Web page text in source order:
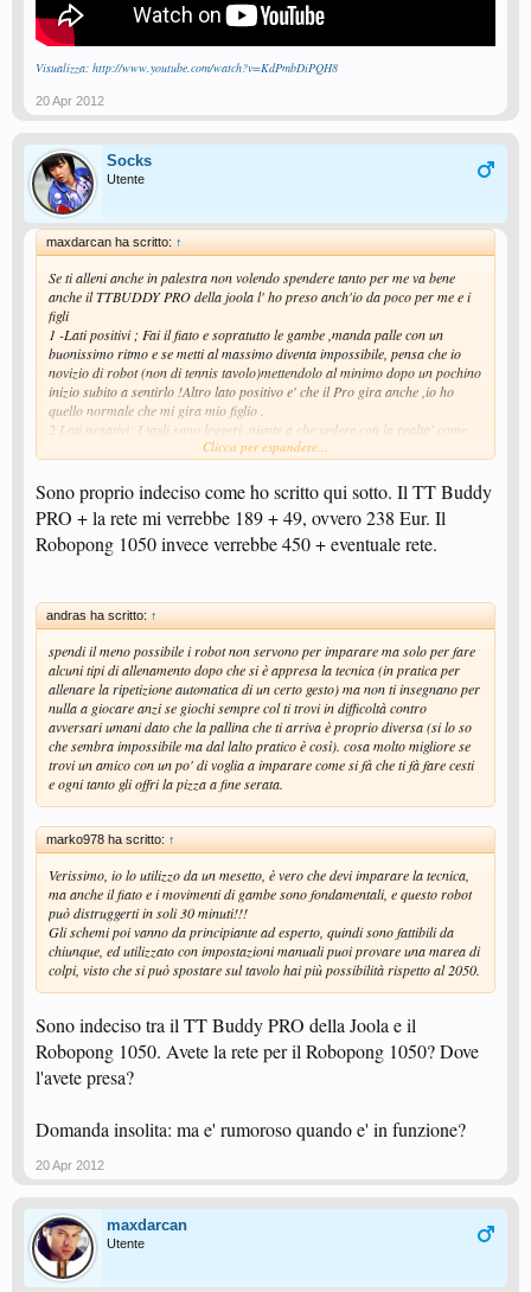
Visualizza: http://www.youtube.com/watch?v=KdPmbDiPQH8
20 Apr 2012
Socks
Utente
maxdarcan ha scritto: ↑
Se ti alleni anche in palestra non volendo spendere tanto per me va bene
anche il TTBUDDY PRO della joola l' ho preso anch'io da poco per me e i
figli
1 -Lati positivi ; Fai il fiato e sopratutto le gambe ,manda palle con un
buonissimo ritmo e se metti al massimo diventa impossibile, pensa che io
novizio di robot (non di tennis tavolo)mettendolo al minimo dopo un pochino
inizio subito a sentirlo !Altro lato positivo e' che il Pro gira anche ,io ho
quello normale che mi gira mio figlio .
2 Lati negativi; I tagli sono leggeri ,niente a che vedere con la realta' come
gia' sapevo prima di prenderlo e di questo ne devi essere al corrente e credo
che siano piu' efficenti ma se ti alleni anche in palestra questo Bubby per le
gambe e il fiato che sono importantissimi per questo sport ,e un buon
prodotto qualita' prezzo non solo per chi inizia !
ciao
Clicca per espandere...
Sono proprio indeciso come ho scritto qui sotto. Il TT Buddy
PRO + la rete mi verrebbe 189 + 49, ovvero 238 Eur. Il
Robopong 1050 invece verrebbe 450 + eventuale rete.
andras ha scritto: ↑
spendi il meno possibile i robot non servono per imparare ma solo per fare
alcuni tipi di allenamento dopo che si è appresa la tecnica (in pratica per
allenare la ripetizione automatica di un certo gesto) ma non ti insegnano per
nulla a giocare anzi se giochi sempre col ti trovi in difficoltà contro
avversari umani dato che la pallina che ti arriva è proprio diversa (si lo so
che sembra impossibile ma dal lalto pratico è così). cosa molto migliore se
trovi un amico con un po' di voglia a imparare come si fà che ti fà fare cesti
e ogni tanto gli offri la pizza a fine serata.
marko978 ha scritto: ↑
Verissimo, io lo utilizzo da un mesetto, è vero che devi imparare la tecnica,
ma anche il fiato e i movimenti di gambe sono fondamentali, e questo robot
può distruggerti in soli 30 minuti!!!
Gli schemi poi vanno da principiante ad esperto, quindi sono fattibili da
chiunque, ed utilizzato con impostazioni manuali puoi provare una marea di
colpi, visto che si può spostare sul tavolo hai più possibilità rispetto al 2050.
Sono indeciso tra il TT Buddy PRO della Joola e il
Robopong 1050. Avete la rete per il Robopong 1050? Dove
l'avete presa?
Domanda insolita: ma e' rumoroso quando e' in funzione?
20 Apr 2012
maxdarcan
Utente